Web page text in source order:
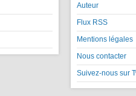
Auteur
Flux RSS
Mentions légales
Nous contacter
Suivez-nous sur